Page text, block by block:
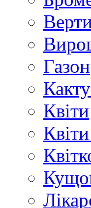
Газон
Квіти